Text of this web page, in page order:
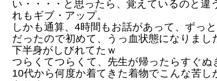
い・・・・と思ったら、覚えているのと違
れもギブ・アップ。
しかも通算、4時間もお話があって、ずっ
だったので初めて、うっ血状態になりまし
下半身がしびれてたｗ
つらくてつらくて、先生が帰ったらすぐぬ
10代から何度か着てきた着物でこんな苦し